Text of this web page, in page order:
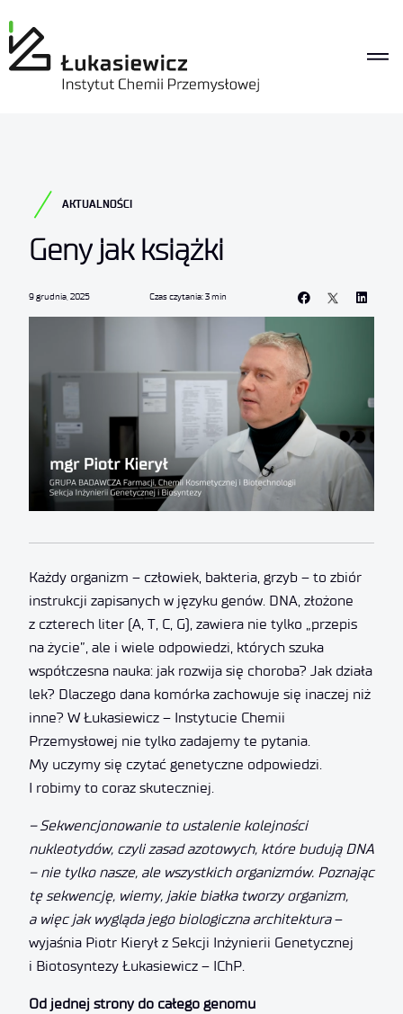
AKTUALNOŚCI
Geny jak książki
9 grudnia, 2025 Czas czytania: 3 min
Każdy organizm – człowiek, bakteria, grzyb – to zbiór
instrukcji zapisanych w języku genów. DNA, złożone
z czterech liter (A, T, C, G), zawiera nie tylko „przepis
na życie”, ale i wiele odpowiedzi, których szuka
współczesna nauka: jak rozwija się choroba? Jak działa
lek? Dlaczego dana komórka zachowuje się inaczej niż
inne? W Łukasiewicz – Instytucie Chemii
Przemysłowej nie tylko zadajemy te pytania.
My uczymy się czytać genetyczne odpowiedzi.
I robimy to coraz skuteczniej.
–Sekwencjonowanie to ustalenie kolejności
nukleotydów, czyli zasad azotowych, które budują DNA
– nie tylko nasze, ale wszystkich organizmów. Poznając
tę sekwencję, wiemy, jakie białka tworzy organizm,
a więc jak wygląda jego biologiczna architektura–
wyjaśnia Piotr Kierył z Sekcji Inżynierii Genetycznej
i Biotosyntezy Łukasiewicz – IChP.
Od jednej strony do całego genomu